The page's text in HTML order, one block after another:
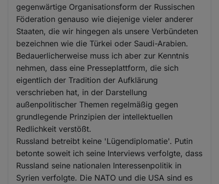
gegenwärtige Organisationsform der Russischen
Föderation genauso wie diejenige vieler anderer
Staaten, die wir hingegen als unsere Verbündeten
bezeichnen wie die Türkei oder Saudi-Arabien.
Bedauerlicherweise muss ich aber zur Kenntnis
nehmen, dass eine Presseplattform, die sich
eigentlich der Tradition der Aufklärung
verschrieben hat, in der Darstellung
außenpolitischer Themen regelmäßig gegen
grundlegende Prinzipien der intellektuellen
Redlichkeit verstößt.
Russland betreibt keine 'Lügendiplomatie'. Putin
betonte soweit ich seine Interviews verfolgte, dass
Russland seine nationalen Interessenpolitik in
Syrien verfolgte. Die NATO und die USA sind es